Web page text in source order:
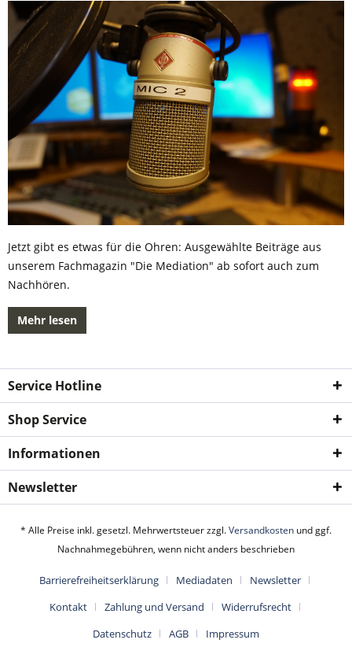
Jetzt gibt es etwas für die Ohren: Ausgewählte Beiträge aus
unserem Fachmagazin "Die Mediation" ab sofort auch zum
Nachhören.
Mehr lesen
Service Hotline
Shop Service
Informationen
Newsletter
* Alle Preise inkl. gesetzl. Mehrwertsteuer zzgl.Versandkosten und ggf.
Nachnahmegebühren, wenn nicht anders beschrieben
Barrierefreiheitserklärung Mediadaten
Newsletter
Kontakt
Zahlung und Versand
Widerrufsrecht
Datenschutz
AGB Impressum